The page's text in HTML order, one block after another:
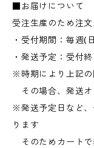
■お届けについて
受注生産のため注
・受付期間：毎週(
・発送予定：受付
※時期により上記
その場合、発送オ
※発送予定日など
ります
そのためカートで